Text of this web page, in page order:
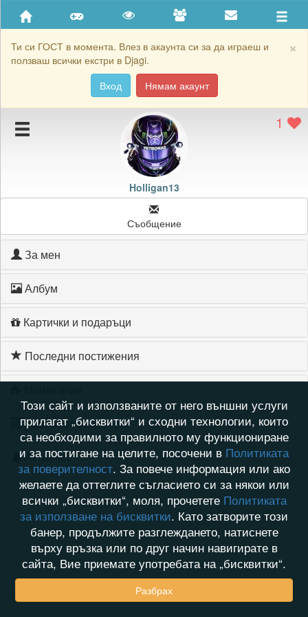
×
Ти си ГОСТ в момента. Влез в акаунта си за да играеш и
ползваш всички екстри в Djagi.
Вход
Нямам акаунт
Приятели
Хронология на игри
Подаръците на Holligan13
Картичките на Holligan13
1
Holligan13
Съобщение
За мен
Албум
Картички и подаръци
Последни постижения
Хронология на игри
Активност
Този сайт и използваните от него външни услуги
прилагат „бисквитки“ и сходни технологии, които
са необходими за правилното му функциониране
и за постигане на целите, посочени в Политиката
за поверителност. За повече информация или ако
желаете да оттеглите съгласието си за някои или
всички „бисквитки“, моля, прочетете Политиката
за използване на бисквитки. Като затворите този
банер, продължите разглеждането, натиснете
върху връзка или по друг начин навигирате в
сайта, Вие приемате употребата на „бисквитки“.
Разбрах